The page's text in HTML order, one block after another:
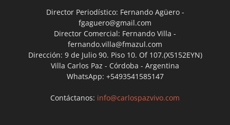
Director Periodístico: Fernando Agüero -
fgaguero@gmail.com
Director Comercial: Fernando Villa -
fernando.villa@fmazul.com
Dirección: 9 de Julio 90. Piso 10. Of 107.(X5152EYN)
Villa Carlos Paz - Córdoba - Argentina
WhatsApp: +5493541585147
Contáctanos: info@carlospazvivo.com